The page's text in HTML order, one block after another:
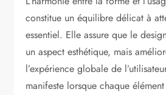
constitue un équilibre délicat à
essentiel. Elle assure que le
un aspect esthétique, mais
l’expérience globale de
manifeste lorsque chaque